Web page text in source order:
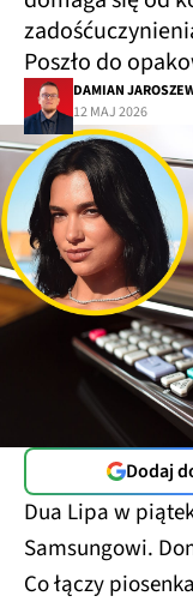
Poszło do
DAMIAN
12 MAJ 2026
Dodaj
Dua Lipa w
Samsungowi.
Co łączy